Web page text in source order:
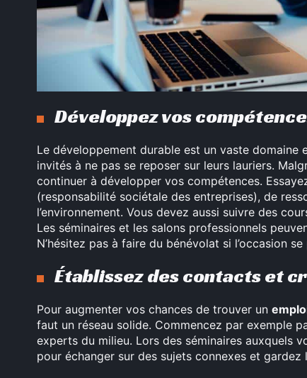
Développez vos
Le développement durable est un vaste
invités à ne pas se reposer sur leurs lauriers.
continuer à développer vos compétences.
(responsabilité sociétale des entreprises), de
l’environnement. Vous devez aussi suivre des
Les séminaires et les salons professionnels
N’hésitez pas à faire du bénévolat si l’occasion
Établissez des contacts et
Pour augmenter vos chances de trouver un
faut un réseau solide. Commencez par exemple
experts du milieu. Lors des séminaires auxquels
pour échanger sur des sujets connexes et gardez